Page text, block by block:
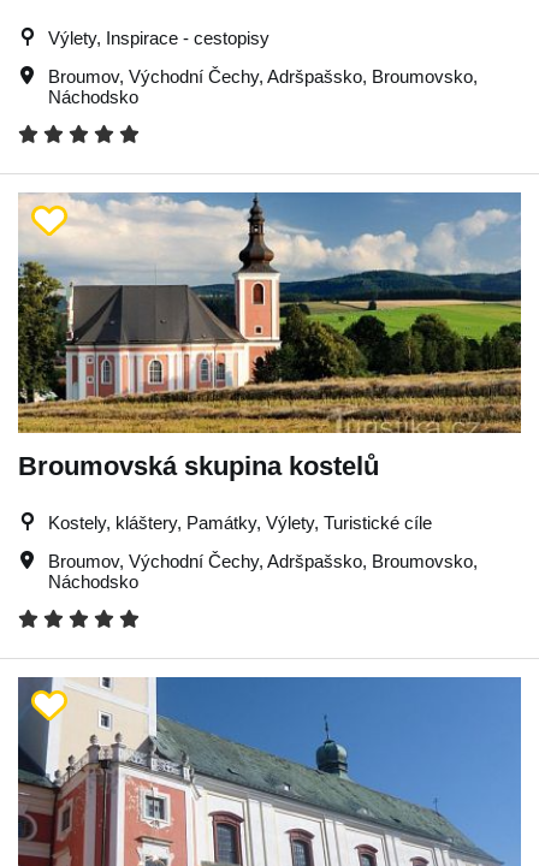
Výlety, Inspirace - cestopisy
Broumov, Východní Čechy, Adršpašsko, Broumovsko,
Náchodsko
Broumovská skupina kostelů
Kostely, kláštery, Památky, Výlety, Turistické cíle
Broumov, Východní Čechy, Adršpašsko, Broumovsko,
Náchodsko